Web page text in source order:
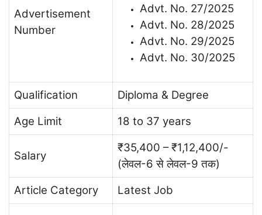
Advertisement
Number
Advt. No. 27/2025
Advt. No. 28/2025
Advt. No. 29/2025
Advt. No. 30/2025
Qualification
Diploma & Degree
Age Limit
18 to 37 years
Salary
₹35,400 – ₹1,12,400/-
(लेवल-6 से लेवल-9 तक)
Article Category
Latest Job